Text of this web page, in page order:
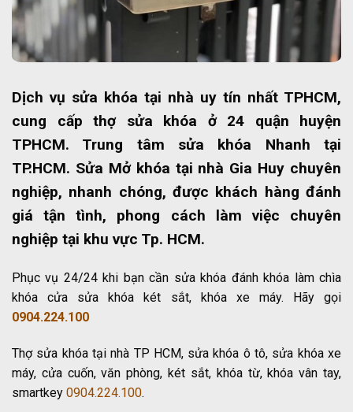
Dịch vụ sửa khóa tại nhà uy tín nhất TPHCM,
cung cấp thợ sửa khóa ở 24 quận huyện
TPHCM. Trung tâm sửa khóa Nhanh tại
TP.HCM. Sửa Mở khóa tại nhà Gia Huy chuyên
nghiệp, nhanh chóng, được khách hàng đánh
giá tận tình, phong cách làm việc chuyên
nghiệp tại khu vực Tp. HCM.
Phục vụ 24/24 khi bạn cần sửa khóa đánh khóa làm chìa
khóa cửa sửa khóa két sắt, khóa xe máy. Hãy gọi
0904.224.100
Thợ sửa khóa tại nhà TP HCM, sửa khóa ô tô, sửa khóa xe
máy, cửa cuốn, văn phòng, két sắt, khóa từ, khóa vân tay,
smartkey 0904.224.100.